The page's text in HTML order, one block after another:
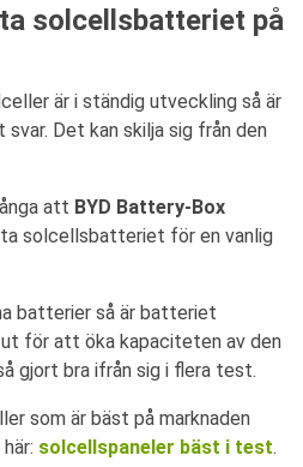
solcellsbatteriet på
är i ständig utveckling så är
Det kan skilja sig från den
att BYD Battery-Box
solcellsbatteriet för en vanlig
batterier så är batteriet
för att öka kapaciteten av den
gjort bra ifrån sig i flera test.
som är bäst på marknaden
solcellspaneler bäst i test.